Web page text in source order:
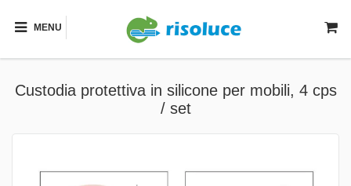
MENU
Custodia protettiva in silicone per mobili, 4 cps
/ set